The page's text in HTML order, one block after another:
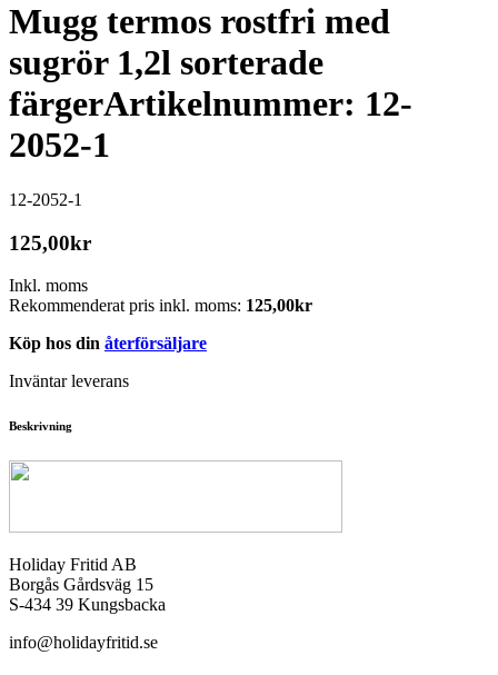
Mugg termos rostfri med
sugrör 1,2l sorterade
färgerArtikelnummer: 12-
2052-1
12-2052-1
125,00kr
Inkl. moms
Rekommenderat pris inkl. moms: 125,00kr
Köp hos din återförsäljare
Inväntar leverans
Beskrivning
Holiday Fritid AB
Borgås Gårdsväg 15
S-434 39 Kungsbacka
info@holidayfritid.se